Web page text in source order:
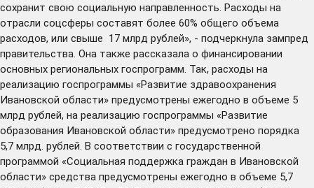
сохранит свою социальную направленность. Расходы на
отрасли соцсферы составят более 60% общего объема
расходов, или свыше 17 млрд рублей», - подчеркнула зампред
правительства. Она также рассказала о финансировании
основных региональных госпрограмм. Так, расходы на
реализацию госпрограммы «Развитие здравоохранения
Ивановской области» предусмотрены ежегодно в объеме 5
млрд рублей, на реализацию госпрограммы «Развитие
образования Ивановской области» предусмотрено порядка
5,7 млрд. рублей. В соответствии с государственной
программой «Социальная поддержка граждан в Ивановской
области» средства предусмотрены ежегодно в объеме 5,7